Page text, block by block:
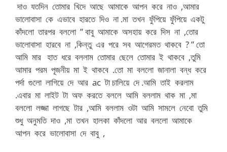
দাও যতদিন তোমার খিদে আছে আমাকে আপন করে নাও ,আমার
ভালোবাসা কে এভাবে হারতে দিও না .মা তখন ফুঁপিয়ে ফুঁপিয়ে একটু
কাঁদলো তারপর বললো ” বাবু আমাকে অসহায় করে দিস না ,তোর
ভালোবাসা হারবে না ,কিন্তু এর পরে সব আগেরমত থাকবে ? ” তো
আমি মার হাত ধরে বললাম তোমার ছেলে তোমার ই থাকবে ,তুমি
আমার পরম পূজনীয় মা ই থাকবে .তো মা বললো জানালা বন্ধ করে
পর্দা গুলো লাগিয়ে দে আর ac টা চালিয়ে দে .আমি তাই করলাম
.এবার মা লাইট টা অফ করতে বললে আমি বললাম থাক মা ,মা
বললো লজ্জা লাগছে টার ,আমি বললাম ওটা আমি সামলে নেবো তুমি
শুধু অনুমতি দাও ,মা তখন হালকা কাঁদলো আর বললো আমাকে
আপন করে ভালোবাসা দে বাবু ,